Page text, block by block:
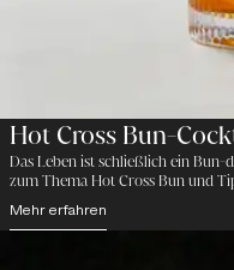
Hot Cross Bun-
Das Leben ist schließlich ein
zum Thema Hot Cross Bun und
Mehr erfahren